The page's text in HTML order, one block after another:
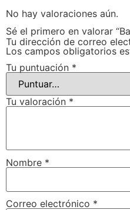
No hay valoraciones aún.
Sé el primero en valorar
Tu dirección de correo
Los campos obligatorios
Tu puntuación *
Tu valoración *
Nombre *
Correo electrónico *